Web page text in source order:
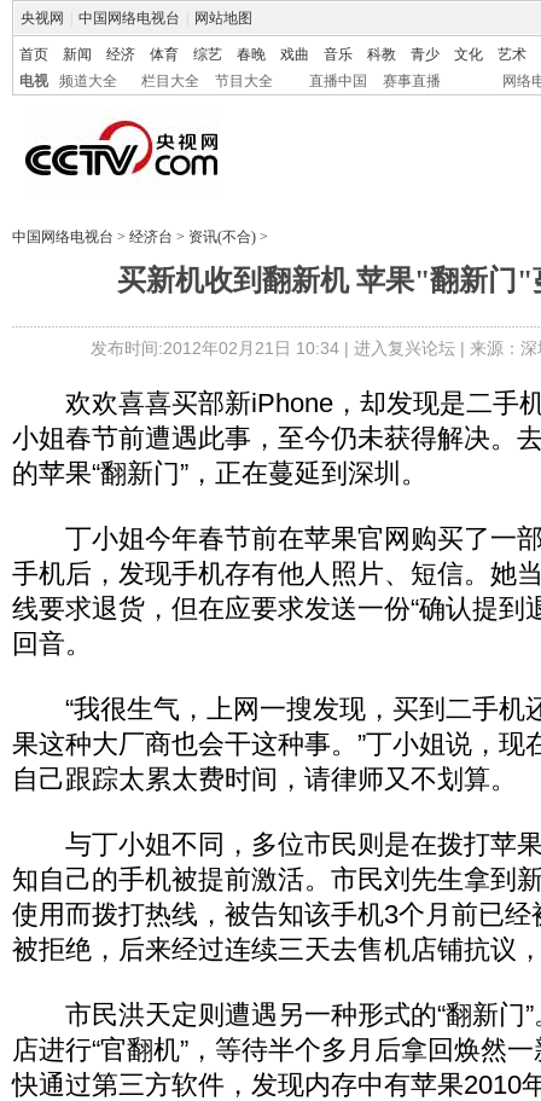
央视网 中国网络电视台 网站地图
首页 新闻 经济 体育 综艺 春晚 戏曲 音乐 科教 青少 文化
艺术
电视
频道大全 栏目大全 节目大全 直播中国 赛事直播 网络
中国网络电视台 > 经济台 > 资讯(不合) >
买新机收到翻新机 苹果"翻新门"
发布时间:2012年02月21日 10:34 | 进入复兴论坛| 来源：
欢欢喜喜买部新iPhone，却发现是二手
小姐春节前遭遇此事，至今仍未获得解决。
的苹果“翻新门”，正在蔓延到深圳。
丁小姐今年春节前在苹果官网购买了一
手机后，发现手机存有他人照片、短信。她
线要求退货，但在应要求发送一份“确认提到
回音。
“我很生气，上网一搜发现，买到二手机
果这种大厂商也会干这种事。”丁小姐说，现
自己跟踪太累太费时间，请律师又不划算。
与丁小姐不同，多位市民则是在拨打苹
知自己的手机被提前激活。市民刘先生拿到
使用而拨打热线，被告知该手机3个月前已
被拒绝，后来经过连续三天去售机店铺抗议
市民洪天定则遭遇另一种形式的“翻新门”
店进行“官翻机”，等待半个多月后拿回焕然
快通过第三方软件，发现内存中有苹果2010